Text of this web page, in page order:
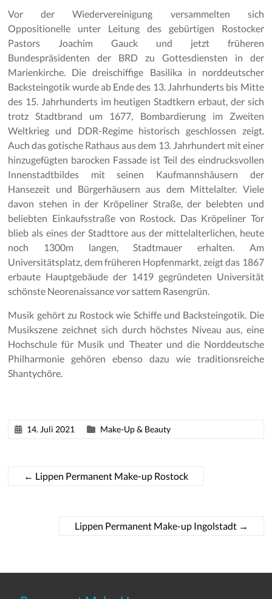
Vor der Wiedervereinigung versammelten sich
Oppositionelle unter Leitung des gebürtigen Rostocker
Pastors Joachim Gauck und jetzt früheren
Bundespräsidenten der BRD zu Gottesdiensten in der
Marienkirche. Die dreischiffige Basilika in norddeutscher
Backsteingotik wurde ab Ende des 13. Jahrhunderts bis Mitte
des 15. Jahrhunderts im heutigen Stadtkern erbaut, der sich
trotz Stadtbrand um 1677, Bombardierung im Zweiten
Weltkrieg und DDR-Regime historisch geschlossen zeigt.
Auch das gotische Rathaus aus dem 13. Jahrhundert mit einer
hinzugefügten barocken Fassade ist Teil des eindrucksvollen
Innenstadtbildes mit seinen Kaufmannshäusern der
Hansezeit und Bürgerhäusern aus dem Mittelalter. Viele
davon stehen in der Kröpeliner Straße, der belebten und
beliebten Einkaufsstraße von Rostock. Das Kröpeliner Tor
blieb als eines der Stadttore aus der mittelalterlichen, heute
noch 1300m langen, Stadtmauer erhalten. Am
Universitätsplatz, dem früheren Hopfenmarkt, zeigt das 1867
erbaute Hauptgebäude der 1419 gegründeten Universität
schönste Neorenaissance vor sattem Rasengrün.
Musik gehört zu Rostock wie Schiffe und Backsteingotik. Die
Musikszene zeichnet sich durch höchstes Niveau aus, eine
Hochschule für Musik und Theater und die Norddeutsche
Philharmonie gehören ebenso dazu wie traditionsreiche
Shantychöre.
14. Juli 2021 Make-Up & Beauty
← Lippen Permanent Make-up Rostock
Lippen Permanent Make-up Ingolstadt →